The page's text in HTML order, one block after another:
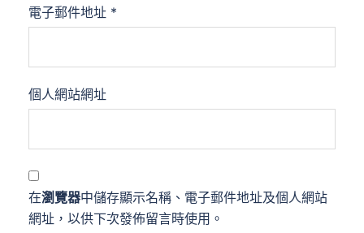
電子郵件地址 *
個人網站網址
在瀏覽器中儲存顯示名稱、電子郵件地址及個人網站
網址，以供下次發佈留言時使用。